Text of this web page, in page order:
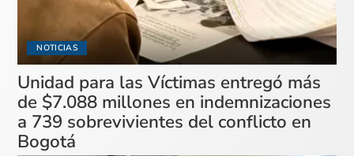
NOTICIAS
Unidad para las Víctimas entregó más
de $7.088 millones en indemnizaciones
a 739 sobrevivientes del conflicto en
Bogotá